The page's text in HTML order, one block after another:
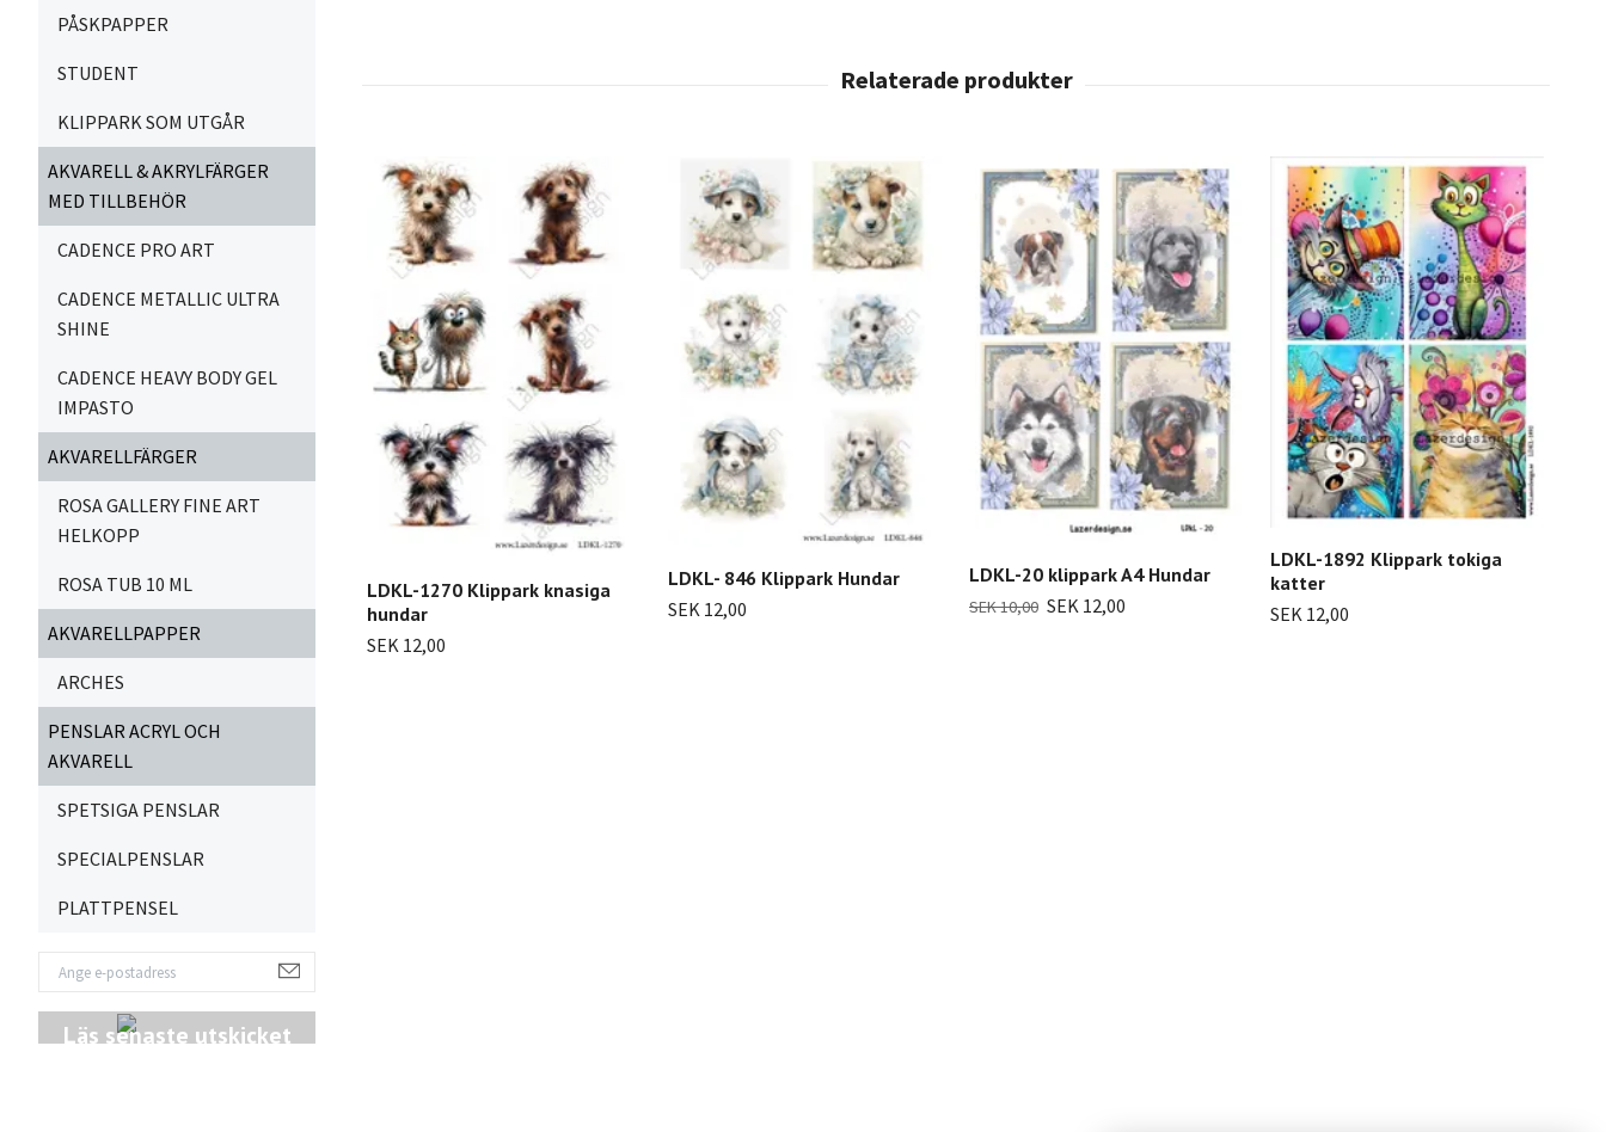
PÅSKPAPPER
STUDENT
KLIPPARK SOM UTGÅR
AKVARELL & AKRYLFÄRGER
MED TILLBEHÖR
CADENCE PRO ART
CADENCE METALLIC ULTRA
SHINE
CADENCE HEAVY BODY GEL
IMPASTO
AKVARELLFÄRGER
ROSA GALLERY FINE ART
HELKOPP
ROSA TUB 10 ML
AKVARELLPAPPER
ARCHES
PENSLAR ACRYL OCH
AKVARELL
SPETSIGA PENSLAR
SPECIALPENSLAR
PLATTPENSEL
Läs senaste utskicket
LDKL-1270 Klippark knasiga
hundar
SEK 12,00
LDKL- 846 Klippark Hundar
SEK 12,00
LDKL-20 klippark A4 Hundar
SEK 10,00 SEK 12,00
LDKL-1892 Klippark tokiga
katter
SEK 12,00